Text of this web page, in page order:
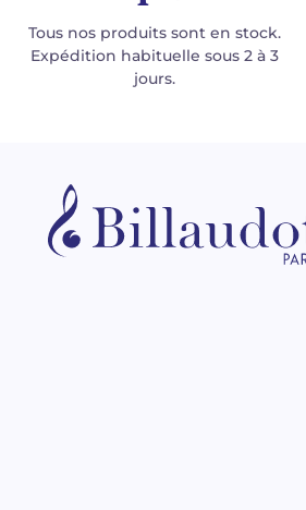
Tous nos produits sont en stock.
Expédition habituelle sous 2 à 3
jours.